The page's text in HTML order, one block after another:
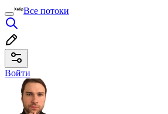
Все потоки
Войти